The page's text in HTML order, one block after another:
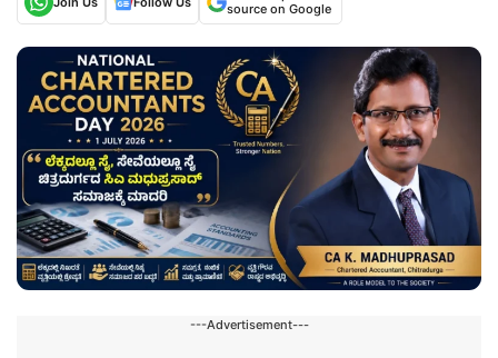
source on Google
---Advertisement---